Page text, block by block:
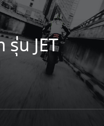
น JET